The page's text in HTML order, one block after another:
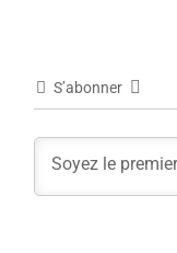
S’abonner